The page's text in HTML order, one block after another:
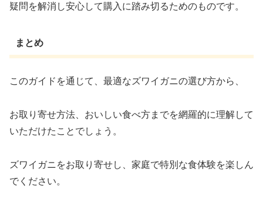
疑問を解消し安心して購入に踏み切るためのものです。
まとめ
このガイドを通じて、最適なズワイガニの選び方から、
お取り寄せ方法、おいしい食べ方までを網羅的に理解して
いただけたことでしょう。
ズワイガニをお取り寄せし、家庭で特別な食体験を楽しん
でください。